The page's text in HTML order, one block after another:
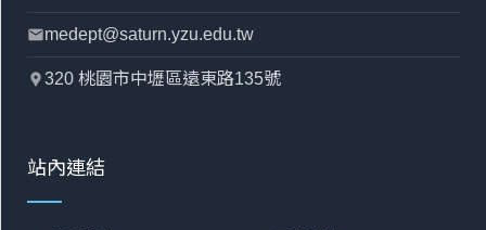
mailmedept@saturn.yzu.edu.tw
location_pin320 桃園市中壢區遠東路135號
站內連結